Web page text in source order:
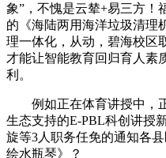
象”，不愧是云辇+易三方！
的《海陆两用海洋垃圾清理
理一体化，从动，碧海校区
才能让智能教育回归育人素
利。
例如正在体育讲授中，正
生态支持的E-PBL科创讲授
旋等3人职务任免的通知各
绘水瓶琴》？